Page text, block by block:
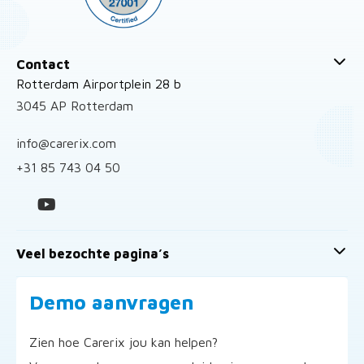
Contact
Rotterdam Airportplein 28 b
3045 AP Rotterdam
info@carerix.com
+31 85 743 04 50
Veel bezochte pagina’s
Demo aanvragen
Zien hoe Carerix jou kan helpen?